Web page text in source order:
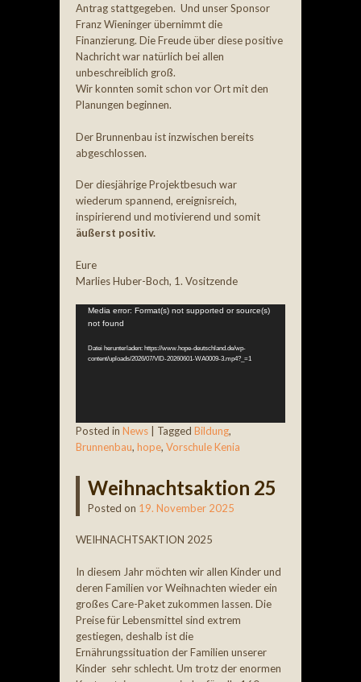
Antrag stattgegeben. Und unser Sponsor
Franz Wieninger übernimmt die
Finanzierung. Die Freude über diese positive
Nachricht war natürlich bei allen
unbeschreiblich groß.
Wir konnten somit schon vor Ort mit den
Planungen beginnen.
Der Brunnenbau ist inzwischen bereits
abgeschlossen.
Der diesjährige Projektbesuch war
wiederum spannend, ereignisreich,
inspirierend und motivierend und somit
äußerst positiv.
Eure
Marlies Huber-Boch, 1. Vositzende
Video-
Player
Media error: Format(s) not supported or source(s)
not found
Datei herunterladen: https://www.hope-deutschland.de/wp-
content/uploads/2026/07/VID-20260601-WA0009-3.mp4?_=1
Posted in News Tagged Bildung,
Brunnenbau, hope, Vorschule Kenia
Weihnachtsaktion 25
Posted on 19. November 2025
WEIHNACHTSAKTION 2025
In diesem Jahr möchten wir allen Kinder und
deren Familien vor Weihnachten wieder ein
großes Care-Paket zukommen lassen. Die
Preise für Lebensmittel sind extrem
gestiegen, deshalb ist die
Ernährungssituation der Familien unserer
Kinder sehr schlecht. Um trotz der enormen